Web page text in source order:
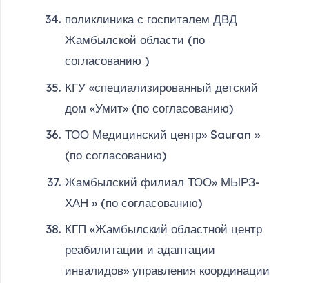
поликлиника с госпиталем ДВД
Жамбылской области (по
согласованию )
КГУ «специализированный детский
дом «Умит» (по согласованию)
ТОО Медицинский центр» Sauran »
(по согласованию)
Жамбылский филиал ТОО» МЫРЗ-
ХАН » (по согласованию)
КГП «Жамбылский областной центр
реабилитации и адаптации
инвалидов» управления координации